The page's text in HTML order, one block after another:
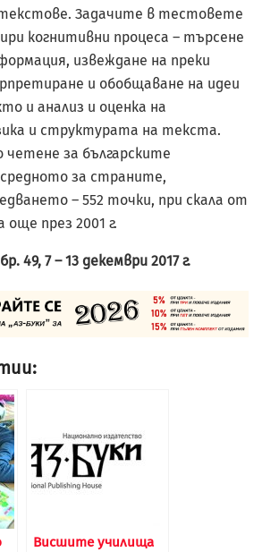
текстове. Задачите в тестовете
когнитивни процеса – търсене
извеждане на преки
и обобщаване на идеи
и анализ и оценка на
и структурата на текста.
за българските
за страните,
– 552 точки, при скала от
през 2001 г.
49, 7 – 13 декември 2017 г.
Висшите училища